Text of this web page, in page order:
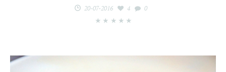
20-07-2016 4 0
★
★
★
★
★